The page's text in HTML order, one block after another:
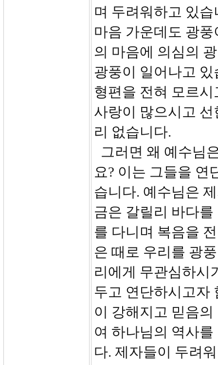
며 두려워하고 있
마음 가운데도 광
의 마음에 의심의
광풍이 일어나고
형편을 전혀 모르
사랑이 많으시고
리 없습니다.
그러면 왜 예수님
요? 이는 그들을 연
습니다. 예수님은
금은 갈릴리 바다
를 다니며 복음을
은 때로 우리를 광
리에게 무관심하시
두고 연단하시고자
이 강해지고 믿음
여 하나님의 역사
다. 제자들이 두려